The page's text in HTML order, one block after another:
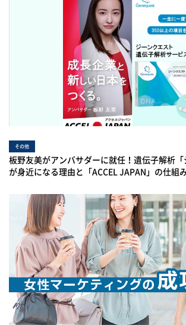
その他
板野友美がアンバサダーに就任！遺伝子解析「
が身近になる理由と「ACCEL JAPAN」の仕組